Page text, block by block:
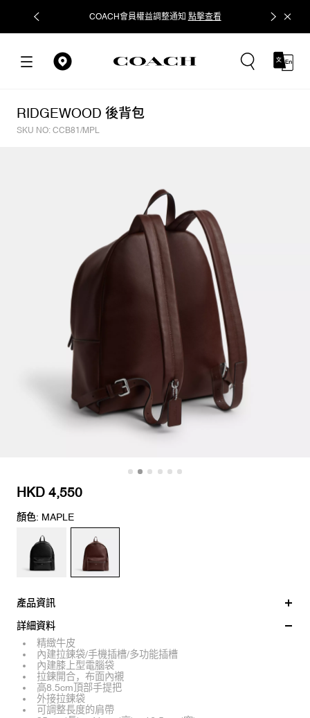
COACH會員權益調整通知 點擊查看 立即追蹤
RIDGEWOOD 後背包
SKU NO: CCB81/MPL
HKD 4,550
顏色: MAPLE
產品資訊
詳細資料
精緻牛皮
內建拉鍊袋/手機插槽/多功能插槽
內建膝上型電腦袋
拉鍊開合，布面內襯
高8.5cm頂部手提把
外接拉鍊袋
可調整長度的肩帶